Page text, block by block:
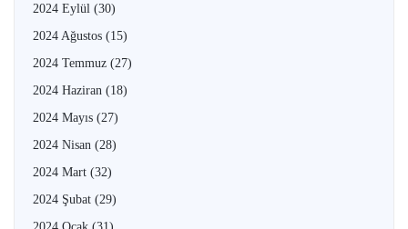
2024 Eylül (30)
2024 Ağustos (15)
2024 Temmuz (27)
2024 Haziran (18)
2024 Mayıs (27)
2024 Nisan (28)
2024 Mart (32)
2024 Şubat (29)